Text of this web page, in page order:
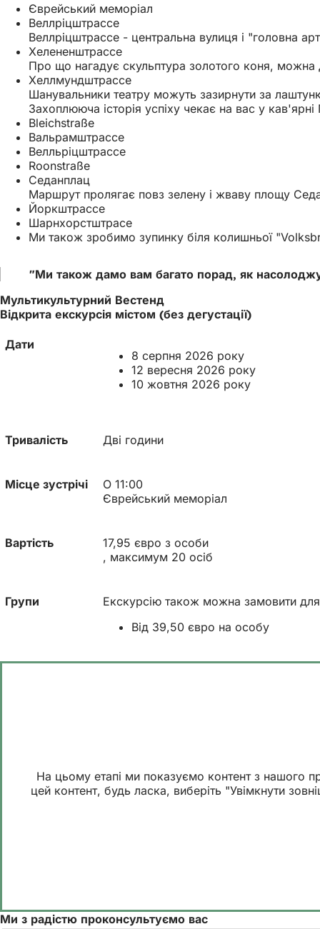
Єврейський меморіал
Веллріцштрассе
Веллріцштрассе - центральна вулиця і "головна
Хелененштрассе
Про що нагадує скульптура золотого коня, можна
Хеллмундштрассе
Шанувальники театру можуть зазирнути за
Захоплююча історія успіху чекає на вас у
Bleichstraße
Вальрамштрассе
Велльріцштрассе
Roonstraße
Седанплац
Маршрут пролягає повз зелену і жваву площу
Йоркштрассе
Шарнхорстштрасе
Ми також зробимо зупинку біля колишньої
"Ми також дамо вам багато порад, як
Мультикультурний Вестенд
Відкрита екскурсія містом (без дегустації)
Дати
8 серпня 2026 року
12 вересня 2026 року
10 жовтня 2026 року
Тривалість Дві години
Місце зустрічі
О 11:00
Єврейський меморіал
Вартість
17,95 євро з особи
, максимум 20 осіб
Групи
Екскурсію також можна замовити для
Від 39,50 євро на особу
На цьому етапі ми показуємо контент з нашого
цей контент, будь ласка, виберіть "Увімкнути
Ми з радістю проконсультуємо вас